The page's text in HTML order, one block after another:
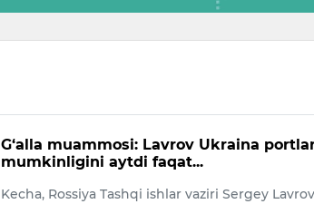
G‘alla muammosi: Lavrov Ukraina
mumkinligini aytdi faqat...
Kecha, Rossiya Tashqi ishlar vaziri Sergey